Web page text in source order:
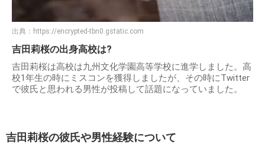
出典： https://encrypted-tbn0.gstatic.com
吉田莉桜の出身高校は?
吉田莉桜は高校は九州文化学園高等学校に進学しました。高
校1年生の時にミスコンを獲得しましたが、その時にTwitter
で彼氏と思われる男性が投稿して話題になっていました。
吉田莉桜の彼氏や男性経験について